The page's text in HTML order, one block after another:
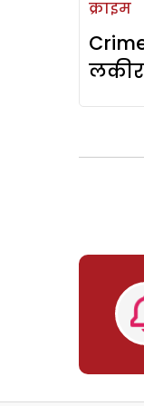
क्राइम
लकीर